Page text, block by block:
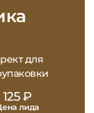
для
125 ₽
лида